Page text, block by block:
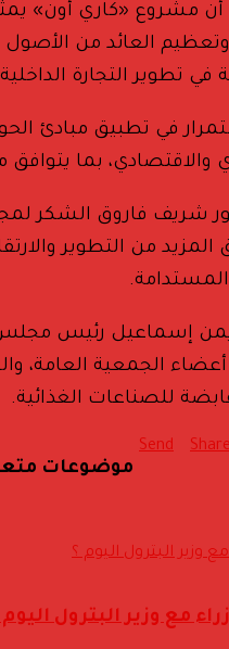
مشروع «كاري أون»
العائد من
تطوير التجارة
في تطبيق مبادئ
والاقتصادي، بما
شريف فاروق الشكر
من التطوير
المستدامة.
إسماعيل رئيس مجلس
أعضاء الجمعية العامة،
للصناعات الغذائية.
Send
موضوعات
مع وزير البترول